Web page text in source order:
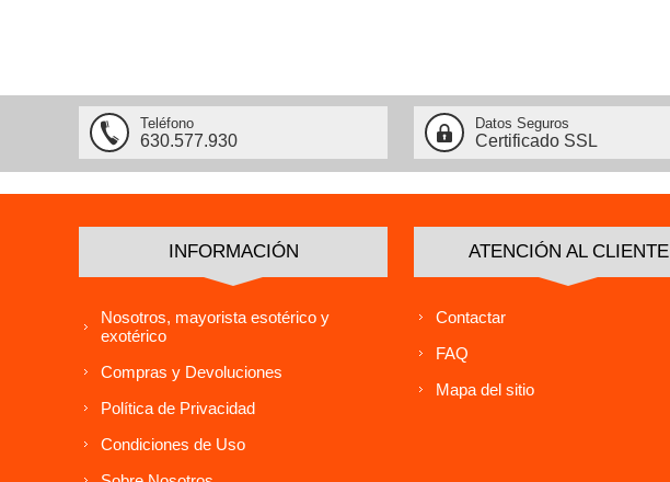
Teléfono
630.577.930
Datos Seguros
Certificado SSL
INFORMACIÓN
Nosotros, mayorista esotérico y
exotérico
Compras y Devoluciones
Política de Privacidad
Condiciones de Uso
ATENCIÓN AL CLIENTE
Contactar
FAQ
Mapa del sitio